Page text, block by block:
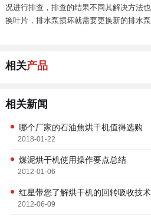
况进行排查，排查的结果不同其解决方法
换叶片，排水泵损坏就需要更换新的排水泵
相关产品
相关新闻
哪个厂家的石油焦烘干机值得选购
2018-01-22
煤泥烘干机使用操作要点总结
2012-01-06
红星带您了解烘干机的回转吸收技术
2012-06-09